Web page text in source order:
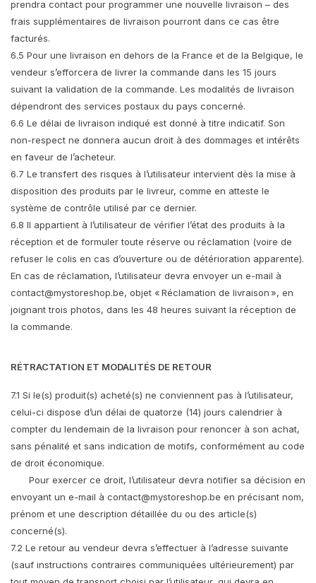
prendra contact pour programmer une nouvelle livraison – des
frais supplémentaires de livraison pourront dans ce cas être
facturés.
6.5 Pour une livraison en dehors de la France et de la Belgique, le
vendeur s’efforcera de livrer la commande dans les 15 jours
suivant la validation de la commande. Les modalités de livraison
dépendront des services postaux du pays concerné.
6.6 Le délai de livraison indiqué est donné à titre indicatif. Son
non-respect ne donnera aucun droit à des dommages et intérêts
en faveur de l’acheteur.
6.7 Le transfert des risques à l’utilisateur intervient dès la mise à
disposition des produits par le livreur, comme en atteste le
système de contrôle utilisé par ce dernier.
6.8 Il appartient à l’utilisateur de vérifier l’état des produits à la
réception et de formuler toute réserve ou réclamation (voire de
refuser le colis en cas d’ouverture ou de détérioration apparente).
En cas de réclamation, l’utilisateur devra envoyer un e-mail à
contact@mystoreshop.be, objet « Réclamation de livraison », en
joignant trois photos, dans les 48 heures suivant la réception de
la commande.
RÉTRACTATION ET MODALITÉS DE RETOUR
7.1 Si le(s) produit(s) acheté(s) ne conviennent pas à l’utilisateur,
celui-ci dispose d’un délai de quatorze (14) jours calendrier à
compter du lendemain de la livraison pour renoncer à son achat,
sans pénalité et sans indication de motifs, conformément au code
de droit économique.
Pour exercer ce droit, l’utilisateur devra notifier sa décision en
envoyant un e-mail à contact@mystoreshop.be en précisant nom,
prénom et une description détaillée du ou des article(s)
concerné(s).
7.2 Le retour au vendeur devra s’effectuer à l’adresse suivante
(sauf instructions contraires communiquées ultérieurement) par